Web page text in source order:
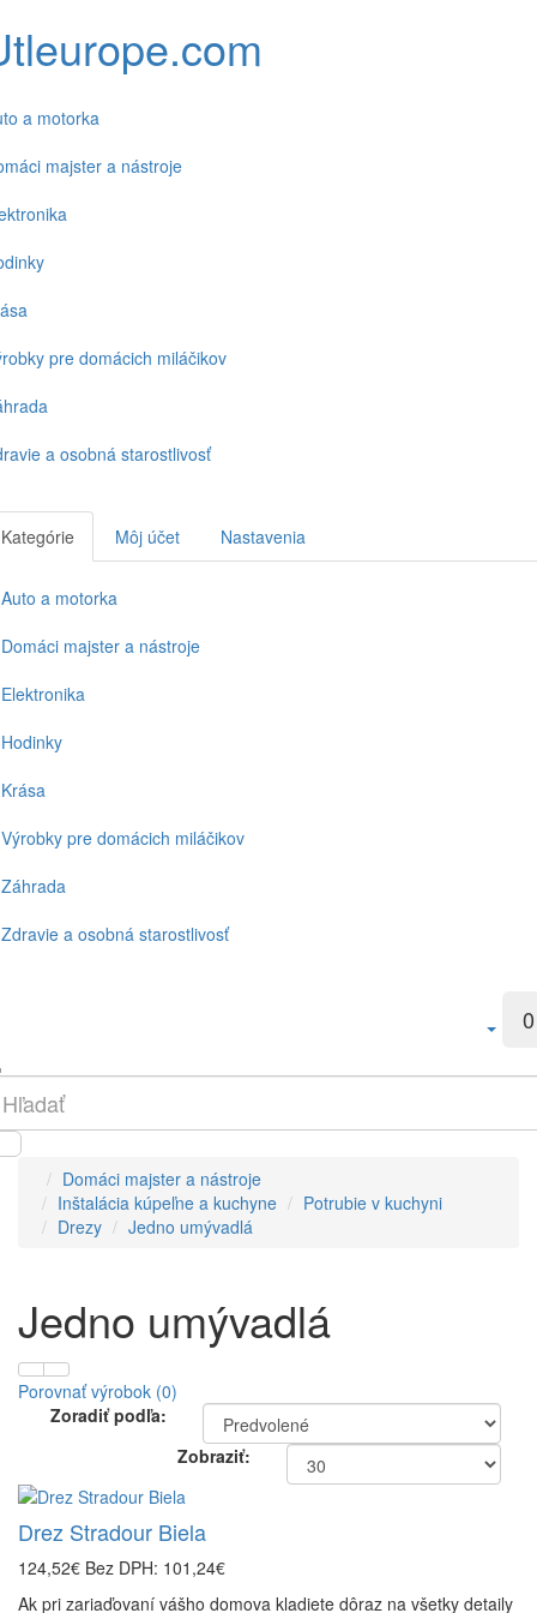
a motorka
majster a nástroje
pre domácich miláčikov
a osobná starostlivosť
Kategórie Môj účet Nastavenia
Auto a motorka
Domáci majster a nástroje
Elektronika
Hodinky
Krása
Výrobky pre domácich miláčikov
Záhrada
Zdravie a osobná starostlivosť
0
Domáci majster a nástroje
Inštalácia kúpeľne a kuchyne
Potrubie v kuchyni
Drezy
Jedno umývadlá
Jedno umývadlá
Porovnať výrobok (0)
Zoradiť podľa:
Zobraziť:
Drez Stradour Biela
124,52€ Bez DPH: 101,24€
Ak pri zariaďovaní vášho domova kladiete dôraz na všetky detaily